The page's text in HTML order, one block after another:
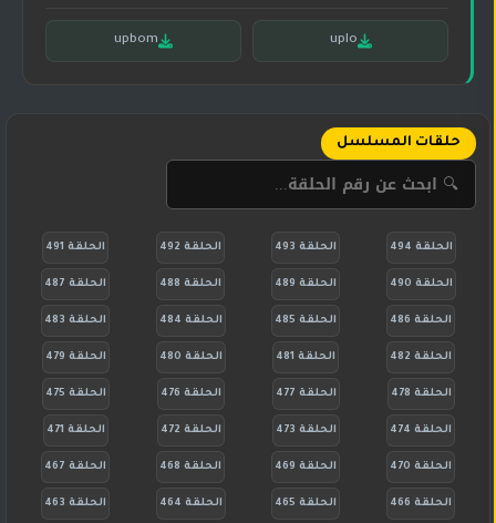
uplo
upbom
حلقات المسلسل
الحلقة 494 الحلقة 493 الحلقة 492 الحلقة 491
الحلقة 490 الحلقة 489 الحلقة 488 الحلقة 487
الحلقة 486 الحلقة 485 الحلقة 484 الحلقة 483
الحلقة 482 الحلقة 481 الحلقة 480 الحلقة 479
الحلقة 478 الحلقة 477 الحلقة 476 الحلقة 475
الحلقة 474 الحلقة 473 الحلقة 472 الحلقة 471
الحلقة 470 الحلقة 469 الحلقة 468 الحلقة 467
الحلقة 466 الحلقة 465 الحلقة 464 الحلقة 463